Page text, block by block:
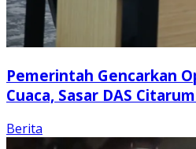
Pemerintah Gencarkan
Cuaca, Sasar DAS
Berita